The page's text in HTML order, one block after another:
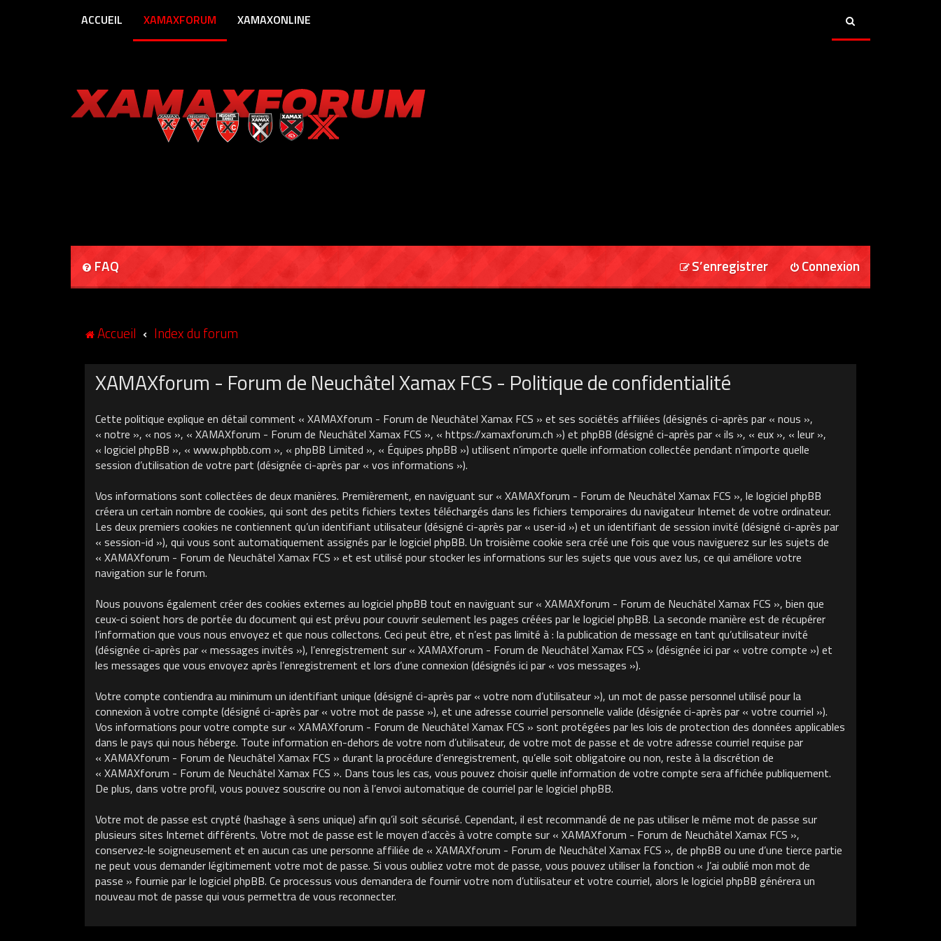
ACCUEIL XAMAXFORUM XAMAXONLINE
FAQ Connexion
S’enregistrer
Accueil Index du forum
XAMAXforum - Forum de Neuchâtel Xamax FCS - Politique de confidentialité
Cette politique explique en détail comment « XAMAXforum - Forum de Neuchâtel Xamax FCS » et ses sociétés affiliées (désignés ci-après par « nous »,
« notre », « nos », « XAMAXforum - Forum de Neuchâtel Xamax FCS », « https://xamaxforum.ch ») et phpBB (désigné ci-après par « ils », « eux », « leur »,
« logiciel phpBB », « www.phpbb.com », « phpBB Limited », « Équipes phpBB ») utilisent n’importe quelle information collectée pendant n’importe quelle
session d’utilisation de votre part (désignée ci-après par « vos informations »).
Vos informations sont collectées de deux manières. Premièrement, en naviguant sur « XAMAXforum - Forum de Neuchâtel Xamax FCS », le logiciel phpBB
créera un certain nombre de cookies, qui sont des petits fichiers textes téléchargés dans les fichiers temporaires du navigateur Internet de votre ordinateur.
Les deux premiers cookies ne contiennent qu’un identifiant utilisateur (désigné ci-après par « user-id ») et un identifiant de session invité (désigné ci-après par
« session-id »), qui vous sont automatiquement assignés par le logiciel phpBB. Un troisième cookie sera créé une fois que vous naviguerez sur les sujets de
« XAMAXforum - Forum de Neuchâtel Xamax FCS » et est utilisé pour stocker les informations sur les sujets que vous avez lus, ce qui améliore votre
navigation sur le forum.
Nous pouvons également créer des cookies externes au logiciel phpBB tout en naviguant sur « XAMAXforum - Forum de Neuchâtel Xamax FCS », bien que
ceux-ci soient hors de portée du document qui est prévu pour couvrir seulement les pages créées par le logiciel phpBB. La seconde manière est de récupérer
l’information que vous nous envoyez et que nous collectons. Ceci peut être, et n’est pas limité à : la publication de message en tant qu’utilisateur invité
(désignée ci-après par « messages invités »), l’enregistrement sur « XAMAXforum - Forum de Neuchâtel Xamax FCS » (désignée ici par « votre compte ») et
les messages que vous envoyez après l’enregistrement et lors d’une connexion (désignés ici par « vos messages »).
Votre compte contiendra au minimum un identifiant unique (désigné ci-après par « votre nom d’utilisateur »), un mot de passe personnel utilisé pour la
connexion à votre compte (désigné ci-après par « votre mot de passe »), et une adresse courriel personnelle valide (désignée ci-après par « votre courriel »).
Vos informations pour votre compte sur « XAMAXforum - Forum de Neuchâtel Xamax FCS » sont protégées par les lois de protection des données applicables
dans le pays qui nous héberge. Toute information en-dehors de votre nom d’utilisateur, de votre mot de passe et de votre adresse courriel requise par
« XAMAXforum - Forum de Neuchâtel Xamax FCS » durant la procédure d’enregistrement, qu’elle soit obligatoire ou non, reste à la discrétion de
« XAMAXforum - Forum de Neuchâtel Xamax FCS ». Dans tous les cas, vous pouvez choisir quelle information de votre compte sera affichée publiquement.
De plus, dans votre profil, vous pouvez souscrire ou non à l’envoi automatique de courriel par le logiciel phpBB.
Votre mot de passe est crypté (hashage à sens unique) afin qu’il soit sécurisé. Cependant, il est recommandé de ne pas utiliser le même mot de passe sur
plusieurs sites Internet différents. Votre mot de passe est le moyen d’accès à votre compte sur « XAMAXforum - Forum de Neuchâtel Xamax FCS »,
conservez-le soigneusement et en aucun cas une personne affiliée de « XAMAXforum - Forum de Neuchâtel Xamax FCS », de phpBB ou une d’une tierce partie
ne peut vous demander légitimement votre mot de passe. Si vous oubliez votre mot de passe, vous pouvez utiliser la fonction « J’ai oublié mon mot de
passe » fournie par le logiciel phpBB. Ce processus vous demandera de fournir votre nom d’utilisateur et votre courriel, alors le logiciel phpBB générera un
nouveau mot de passe qui vous permettra de vous reconnecter.